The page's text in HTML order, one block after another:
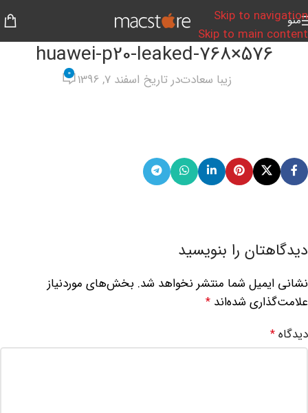
Skip to navigation
Skip to main content
منو
huawei-p20-leaked-768×576
زیبا سعادتدر تاریخ اسفند 7, 1396 0
دیدگاهتان را بنویسید
نشانی ایمیل شما منتشر نخواهد شد. بخش‌های موردنیاز
علامت‌گذاری شده‌اند *
دیدگاه *